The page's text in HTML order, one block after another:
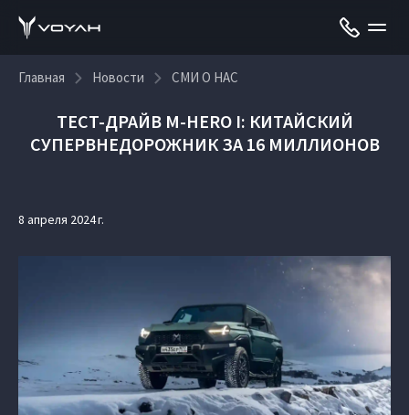
Главная Новости СМИ О НАС
ТЕСТ-ДРАЙВ M-HERO I: КИТАЙСКИЙ
СУПЕРВНЕДОРОЖНИК ЗА 16 МИЛЛИОНОВ
8 апреля 2024 г.